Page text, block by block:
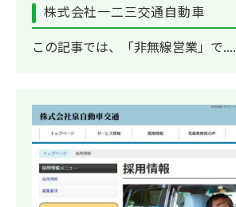
株式会社一二三交通自動車
この記事では、「非無線営業」で....